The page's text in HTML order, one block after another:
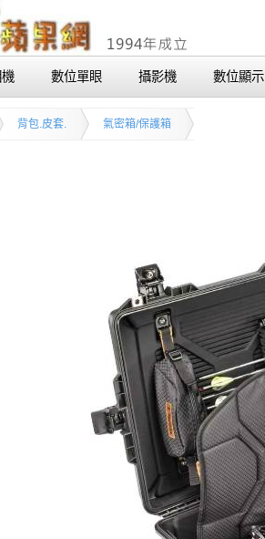
數位單眼 攝影機 數位顯示
背包.皮套. 氣密箱/保護箱